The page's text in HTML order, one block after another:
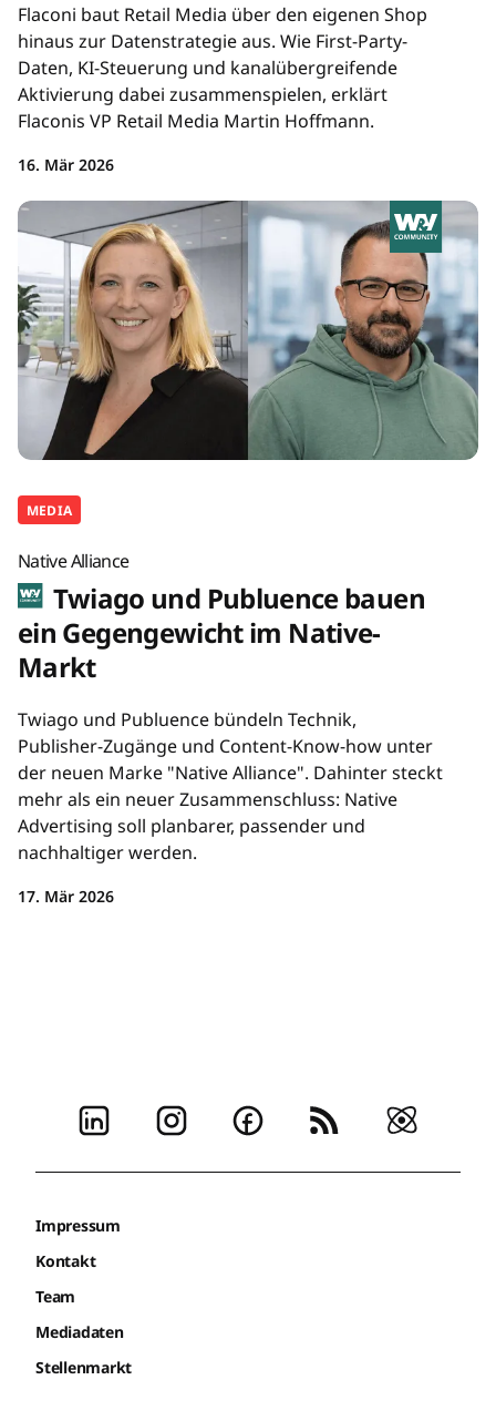
Flaconi baut Retail Media über den eigenen Shop
hinaus zur Datenstrategie aus. Wie First-Party-
Daten, KI-Steuerung und kanalübergreifende
Aktivierung dabei zusammenspielen, erklärt
Flaconis VP Retail Media Martin Hoffmann.
16. Mär 2026
MEDIA
Native Alliance
Twiago und Publuence bauen
ein Gegengewicht im Native-
Markt
Twiago und Publuence bündeln Technik,
Publisher-Zugänge und Content-Know-how unter
der neuen Marke "Native Alliance". Dahinter steckt
mehr als ein neuer Zusammenschluss: Native
Advertising soll planbarer, passender und
nachhaltiger werden.
17. Mär 2026
Impressum
Kontakt
Team
Mediadaten
Stellenmarkt